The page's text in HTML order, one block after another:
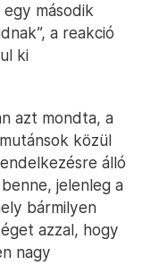
második
a reakció
ki
azt mondta, a
közül
álló
jelenleg a
bármilyen
azzal, hogy
nagy